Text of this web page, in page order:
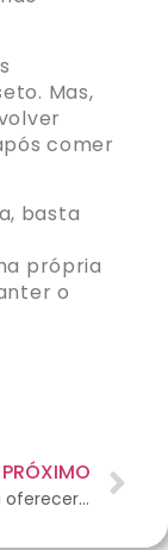
Mas,
comer
basta
própria
o
PRÓXIMO
Vale a pena oferecer pet food para meu melhor amigo?